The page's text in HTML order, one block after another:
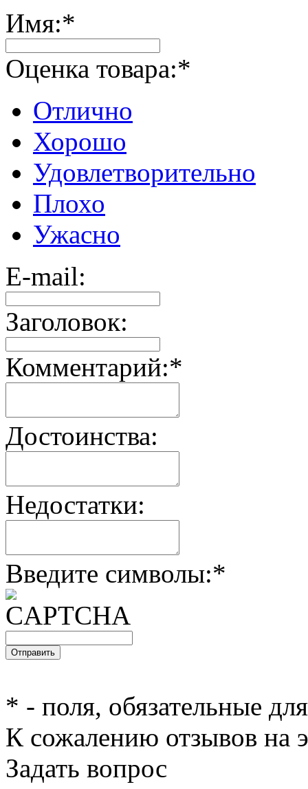
Имя:*
Оценка товара:*
Отлично
Хорошо
Удовлетворительно
Плохо
Ужасно
E-mail:
Заголовок:
Комментарий:*
Достоинства:
Недостатки:
Введите символы:*
* - поля, обязательные
К сожалению отзывов на
Задать вопрос